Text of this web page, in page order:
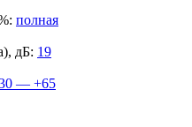
: полная
дБ: 19
— +65